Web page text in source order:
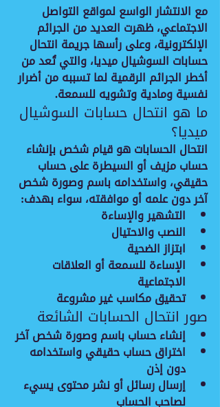
مع الانتشار الواسع لمواقع التواصل
الاجتماعي، ظهرت العديد من الجرائم
الإلكترونية، وعلى رأسها جريمة انتحال
حسابات السوشيال ميديا، والتي تُعد من
أخطر الجرائم الرقمية لما تسببه من أضرار
نفسية ومادية وتشويه للسمعة.
ما هو انتحال حسابات السوشيال
ميديا؟
انتحال الحسابات هو قيام شخص بإنشاء
حساب مزيف أو السيطرة على حساب
حقيقي، واستخدامه باسم وصورة شخص
آخر دون علمه أو موافقته، سواء بهدف:
التشهير والإساءة
النصب والاحتيال
ابتزاز الضحية
الإساءة للسمعة أو العلاقات
الاجتماعية
تحقيق مكاسب غير مشروعة
صور انتحال الحسابات الشائعة
إنشاء حساب باسم وصورة شخص آخر
اختراق حساب حقيقي واستخدامه
دون إذن
إرسال رسائل أو نشر محتوى يسيء
لصاحب الحساب